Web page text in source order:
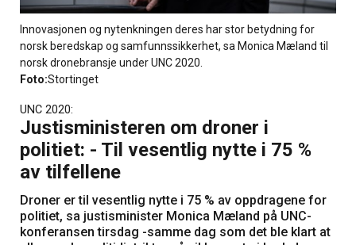
Innovasjonen og nytenkningen deres har stor betydning for
norsk beredskap og samfunnssikkerhet, sa Monica Mæland til
norsk dronebransje under UNC 2020.
Foto:Stortinget
UNC 2020:
Justisministeren om droner i
politiet: - Til vesentlig nytte i 75 %
av tilfellene
Droner er til vesentlig nytte i 75 % av oppdragene for
politiet, sa justisminister Monica Mæland på UNC-
konferansen tirsdag -samme dag som det ble klart at